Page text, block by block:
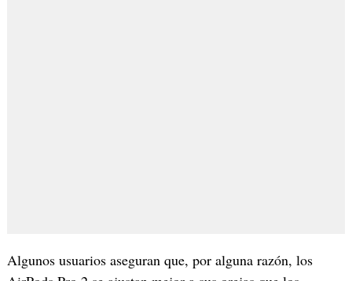
Algunos usuarios aseguran que, por alguna razón, los